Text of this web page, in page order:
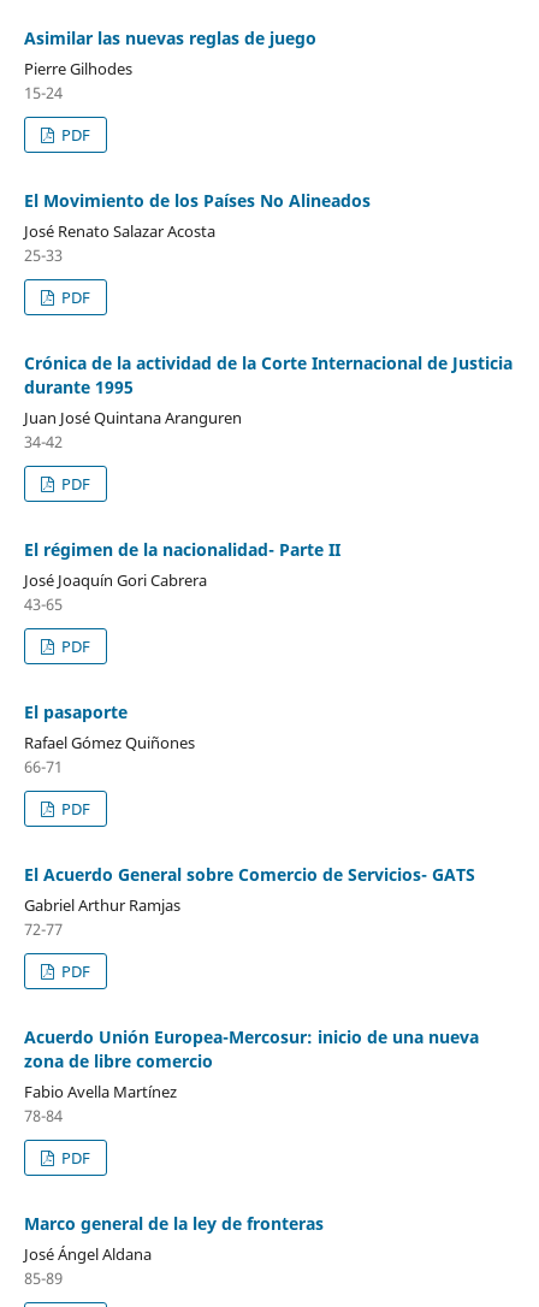
Asimilar las nuevas reglas de juego
Pierre Gilhodes
15-24
PDF
El Movimiento de los Países No Alineados
José Renato Salazar Acosta
25-33
PDF
Crónica de la actividad de la Corte Internacional de Justicia
durante 1995
Juan José Quintana Aranguren
34-42
PDF
El régimen de la nacionalidad- Parte II
José Joaquín Gori Cabrera
43-65
PDF
El pasaporte
Rafael Gómez Quiñones
66-71
PDF
El Acuerdo General sobre Comercio de Servicios- GATS
Gabriel Arthur Ramjas
72-77
PDF
Acuerdo Unión Europea-Mercosur: inicio de una nueva
zona de libre comercio
Fabio Avella Martínez
78-84
PDF
Marco general de la ley de fronteras
José Ángel Aldana
85-89